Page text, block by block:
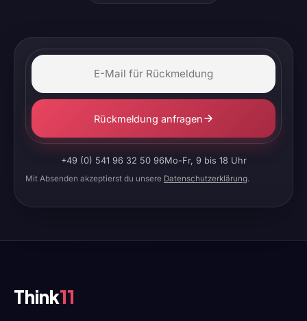
Rückmeldung anfragen
+49 (0) 541 96 32 50 96Mo-Fr, 9 bis 18 Uhr
Mit Absenden akzeptierst du unsere Datenschutzerklärung.
Think11